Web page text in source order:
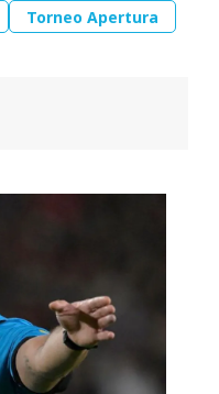
Torneo Apertura